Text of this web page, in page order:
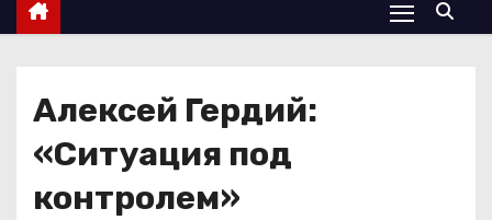
Алексей Гердий:
«Ситуация под
контролем»